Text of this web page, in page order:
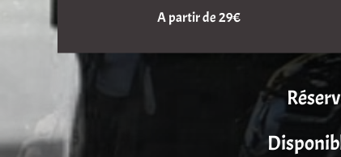
A partir de 29€